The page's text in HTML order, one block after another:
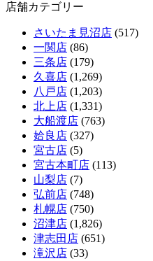
店舗カテゴリー
さいたま見沼店 (517)
一関店 (86)
三条店 (179)
久喜店 (1,269)
八戸店 (1,203)
北上店 (1,331)
大船渡店 (763)
姶良店 (327)
宮古店 (5)
宮古本町店 (113)
山梨店 (7)
弘前店 (748)
札幌店 (750)
沼津店 (1,826)
津志田店 (651)
滝沢店 (33)